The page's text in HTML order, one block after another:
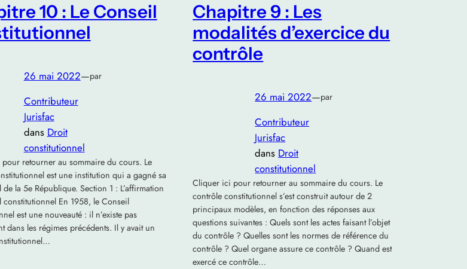
10 : Le Conseil
26 mai 2022—par
Contributeur
Jurisfac
dans Droit
constitutionnel
retourner au sommaire du cours. Le
est une institution qui a gagné sa
la 5e République. Section 1 : L’affirmation
constitutionnel En 1958, le Conseil
est une nouveauté : il n’existe pas
dans les régimes précédents. Il y avait un
Chapitre 9 : Les
modalités d’exercice du
contrôle
26 mai 2022—par
Contributeur
Jurisfac
dans Droit
constitutionnel
Cliquer ici pour retourner au sommaire du cours. Le
contrôle constitutionnel s’est construit autour de 2
principaux modèles, en fonction des réponses aux
questions suivantes : Quels sont les actes faisant l’objet
du contrôle ? Quelles sont les normes de référence du
contrôle ? Quel organe assure ce contrôle ? Quand est
exercé ce contrôle…